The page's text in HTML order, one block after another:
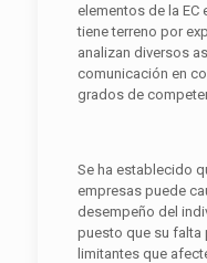
elementos de la EC
tiene terreno por
analizan diversos
comunicación en
grados de
Se ha establecido
empresas puede
desempeño del
puesto que su falta
limitantes que